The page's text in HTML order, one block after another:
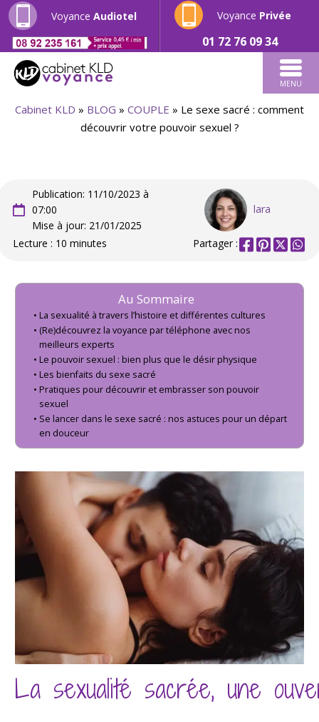
Voyance Audiotel Voyance Privée
01 72 76 09 34
MENU
Cabinet KLD » BLOG » COUPLE » Le sexe sacré : comment
découvrir votre pouvoir sexuel ?
Publication: 11/10/2023 à
07:00
Mise à jour: 21/01/2025
lara
Lecture : 10 minutes Partager :
Au Sommaire
La sexualité à travers l’histoire et différentes cultures
(Re)découvrez la voyance par téléphone avec nos
meilleurs experts
Le pouvoir sexuel : bien plus que le désir physique
Les bienfaits du sexe sacré
Pratiques pour découvrir et embrasser son pouvoir
sexuel
Se lancer dans le sexe sacré : nos astuces pour un départ
en douceur
La sexualité sacrée, une